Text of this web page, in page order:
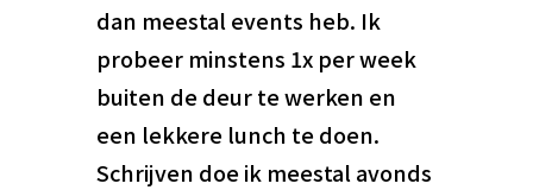
dan meestal events heb. Ik
probeer minstens 1x per week
buiten de deur te werken en
een lekkere lunch te doen.
Schrijven doe ik meestal avonds